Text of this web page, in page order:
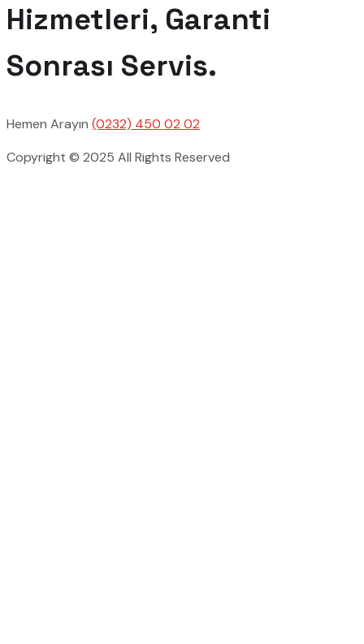
Hizmetleri, Garanti
Sonrası Servis.
Hemen Arayın (0232) 450 02 02
Copyright © 2025 All Rights Reserved